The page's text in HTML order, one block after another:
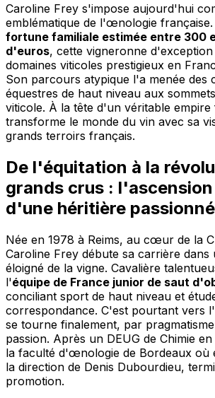
Caroline Frey s'impose aujourd'hui
emblématique de l'œnologie
fortune familiale estimée entre 300
d'euros, cette vigneronne
domaines viticoles prestigieux en
Son parcours atypique l'a menée des
équestres de haut niveau aux
viticole. À la tête d'un véritable empire
transforme le monde du vin avec sa
grands terroirs français.
De l'équitation à la
grands crus :
d'une héritière
Née en 1978 à Reims, au cœur de la
Caroline Frey débute sa carrière dans
éloigné de la vigne. Cavalière
l'équipe de France junior de saut
conciliant sport de haut niveau et
correspondance. C'est pourtant vers
se tourne finalement, par
passion. Après un DEUG de Chimie
la faculté d'œnologie de Bordeaux où
la direction de Denis Dubourdieu,
promotion.